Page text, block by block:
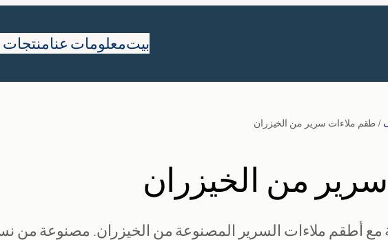
بيتمعلومات عنامنتجات
/ طقم ملاءات سرير من الخيزران
من الخيزران
أطقم ملاءات السرير المصنوعة من الخيزران. مصنوعة من نسيج